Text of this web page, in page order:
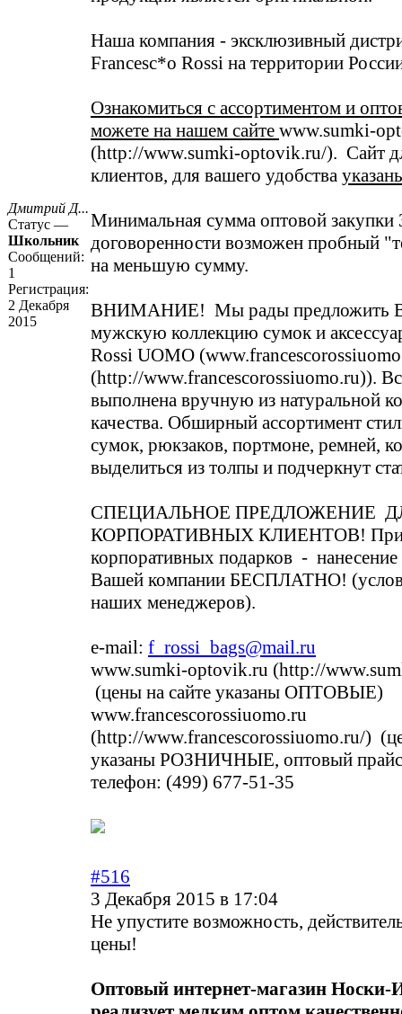
Дмитрий Д...
Статус —
Школьник
Сообщений:
1
Регистрация:
2 Декабря
2015
Наша компания - эксклюзивный
Francesc*o Rossi на территории
Ознакомиться с ассортиментом и
можете на нашем сайте www.sumki-
(http://www.sumki-optovik.ru/). Сайт
клиентов, для вашего удобства
Минимальная сумма оптовой закупки
договоренности возможен пробный
на меньшую сумму.
ВНИМАНИЕ! Мы рады предложить
мужскую коллекцию сумок и
Rossi UOMO (
(http://www.francescorossiuomo.ru)).
выполнена вручную из натуральной
качества. Обширный ассортимент
сумок, рюкзаков, портмоне, ремней,
выделиться из толпы и подчеркнут
СПЕЦИАЛЬНОЕ ПРЕДЛОЖЕНИЕ
КОРПОРАТИВНЫХ КЛИЕНТОВ! При
корпоративных подарков - нанесение
Вашей компании БЕСПЛАТНО!
наших менеджеров).
e-mail: f_rossi_bags@mail.ru
www.sumki-optovik.ru (http://
(цены на сайте указаны ОПТОВЫЕ)
www.francescorossiuomo.ru
(http://www.francescorossiuomo.ru/)
указаны РОЗНИЧНЫЕ, оптовый прайс
телефон: (499) 677-51-35
#516
3 Декабря 2015 в 17:04
Не упустите возможность,
цены!
Оптовый интернет-магазин Носки-